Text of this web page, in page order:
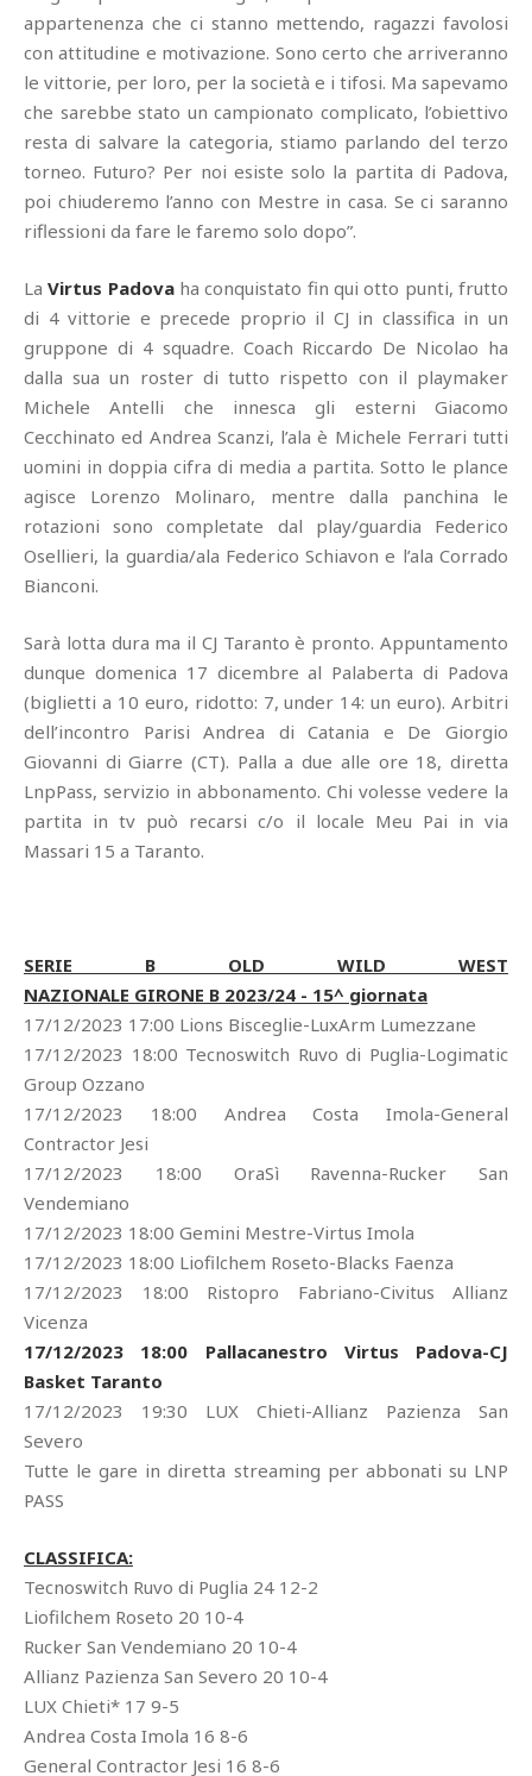
appartenenza che ci stanno mettendo, ragazzi favolosi
con attitudine e motivazione. Sono certo che arriveranno
le vittorie, per loro, per la società e i tifosi. Ma sapevamo
che sarebbe stato un campionato complicato, l’obiettivo
resta di salvare la categoria, stiamo parlando del terzo
torneo. Futuro? Per noi esiste solo la partita di Padova,
poi chiuderemo l’anno con Mestre in casa. Se ci saranno
riflessioni da fare le faremo solo dopo”.
LaVirtus Padova ha conquistato fin qui otto punti, frutto
di 4 vittorie e precede proprio il CJ in classifica in un
gruppone di 4 squadre. Coach Riccardo De Nicolao ha
dalla sua un roster di tutto rispetto con il playmaker
Michele Antelli che innesca gli esterni Giacomo
Cecchinato ed Andrea Scanzi, l’ala è Michele Ferrari tutti
uomini in doppia cifra di media a partita. Sotto le plance
agisce Lorenzo Molinaro, mentre dalla panchina le
rotazioni sono completate dal play/guardia Federico
Osellieri, la guardia/ala Federico Schiavon e l’ala Corrado
Bianconi.
Sarà lotta dura ma il CJ Taranto è pronto. Appuntamento
dunque domenica 17 dicembre al Palaberta di Padova
(biglietti a 10 euro, ridotto: 7, under 14: un euro). Arbitri
dell’incontro Parisi Andrea di Catania e De Giorgio
Giovanni di Giarre (CT). Palla a due alle ore 18, diretta
LnpPass, servizio in abbonamento. Chi volesse vedere la
partita in tv può recarsi c/o il locale Meu Pai in via
Massari 15 a Taranto.
SERIE B OLD WILD WEST
NAZIONALE GIRONE B 2023/24 - 15^ giornata
17/12/2023 17:00 Lions Bisceglie-LuxArm Lumezzane
17/12/2023 18:00 Tecnoswitch Ruvo di Puglia-Logimatic
Group Ozzano
17/12/2023 18:00 Andrea Costa Imola-General
Contractor Jesi
17/12/2023 18:00 OraSì Ravenna-Rucker San
Vendemiano
17/12/2023 18:00 Gemini Mestre-Virtus Imola
17/12/2023 18:00 Liofilchem Roseto-Blacks Faenza
17/12/2023 18:00 Ristopro Fabriano-Civitus Allianz
Vicenza
17/12/2023 18:00 Pallacanestro Virtus Padova-CJ
Basket Taranto
17/12/2023 19:30 LUX Chieti-Allianz Pazienza San
Severo
Tutte le gare in diretta streaming per abbonati su LNP
PASS
CLASSIFICA:
Tecnoswitch Ruvo di Puglia 24 12-2
Liofilchem Roseto 20 10-4
Rucker San Vendemiano 20 10-4
Allianz Pazienza San Severo 20 10-4
LUX Chieti* 17 9-5
Andrea Costa Imola 16 8-6
General Contractor Jesi 16 8-6